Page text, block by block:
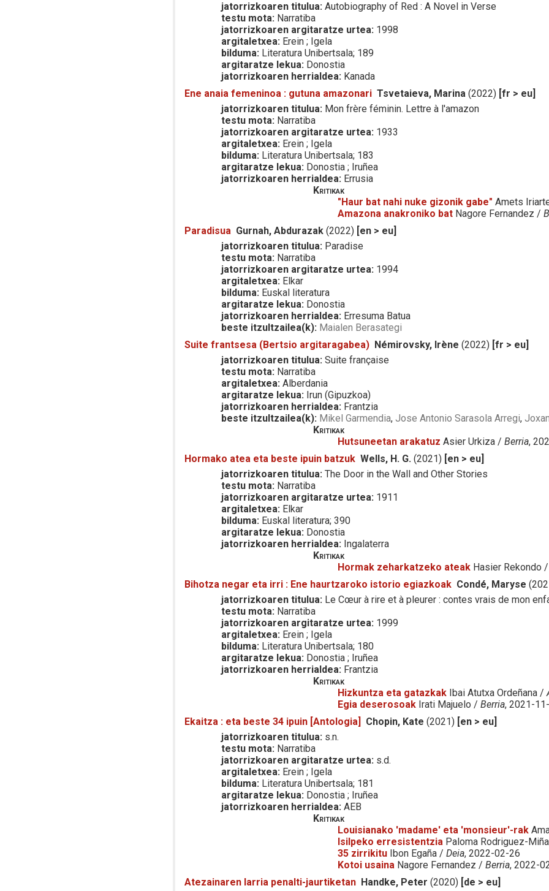
jatorrizkoaren titulua: Autobiography of Red : A Novel in Verse
testu mota: Narratiba
jatorrizkoaren argitaratze urtea: 1998
argitaletxea: Erein ; Igela
bilduma: Literatura Unibertsala; 189
argitaratze lekua: Donostia
jatorrizkoaren herrialdea: Kanada
Ene anaia femeninoa : gutuna amazonari Tsvetaieva, Marina (2022) [fr > eu]
jatorrizkoaren titulua: Mon frère féminin. Lettre à l'amazon
testu mota: Narratiba
jatorrizkoaren argitaratze urtea: 1933
argitaletxea: Erein ; Igela
bilduma: Literatura Unibertsala; 183
argitaratze lekua: Donostia ; Iruñea
jatorrizkoaren herrialdea: Errusia
Kritikak
"Haur bat nahi nuke gizonik gabe" Amets
Amazona anakroniko bat Nagore Fernandez /
Paradisua Gurnah, Abdurazak (2022) [en > eu]
jatorrizkoaren titulua: Paradise
testu mota: Narratiba
jatorrizkoaren argitaratze urtea: 1994
argitaletxea: Elkar
bilduma: Euskal literatura
argitaratze lekua: Donostia
jatorrizkoaren herrialdea: Erresuma Batua
beste itzultzailea(k): Maialen Berasategi
Suite frantsesa (Bertsio argitaragabea) Némirovsky, Irène (2022) [fr > eu]
jatorrizkoaren titulua: Suite française
testu mota: Narratiba
argitaletxea: Alberdania
argitaratze lekua: Irun (Gipuzkoa)
jatorrizkoaren herrialdea: Frantzia
beste itzultzailea(k): Mikel Garmendia,Jose Antonio Sarasola Arregi,
Kritikak
Hutsuneetan arakatuz Asier Urkiza /Berria,
Hormako atea eta beste ipuin batzuk Wells, H. G. (2021) [en > eu]
jatorrizkoaren titulua: The Door in the Wall and Other Stories
testu mota: Narratiba
jatorrizkoaren argitaratze urtea: 1911
argitaletxea: Elkar
bilduma: Euskal literatura; 390
argitaratze lekua: Donostia
jatorrizkoaren herrialdea: Ingalaterra
Kritikak
Hormak zeharkatzeko ateak Hasier Rekondo
Bihotza negar eta irri : Ene haurtzaroko istorio egiazkoak Condé, Maryse
jatorrizkoaren titulua: Le Cœur à rire et à pleurer : contes vrais de mon
testu mota: Narratiba
jatorrizkoaren argitaratze urtea: 1999
argitaletxea: Erein ; Igela
bilduma: Literatura Unibertsala; 180
argitaratze lekua: Donostia ; Iruñea
jatorrizkoaren herrialdea: Frantzia
Kritikak
Hizkuntza eta gatazkak Ibai Atutxa Ordeñana /
Egia deserosoak Irati Majuelo /Berria, 2021-
Ekaitza : eta beste 34 ipuin [Antologia]
Chopin, Kate (2021) [en > eu]
jatorrizkoaren titulua: s.n.
testu mota: Narratiba
jatorrizkoaren argitaratze urtea: s.d.
argitaletxea: Erein ; Igela
bilduma: Literatura Unibertsala; 181
argitaratze lekua: Donostia ; Iruñea
jatorrizkoaren herrialdea: AEB
Kritikak
Louisianako 'madame' eta 'monsieur'-rak
Isilpeko erresistentzia Paloma Rodriguez-
35 zirrikitu Ibon Egaña /Deia, 2022-02-26
Kotoi usaina Nagore Fernandez /Berria, 2022-
Atezainaren larria penalti-jaurtiketan Handke, Peter (2020) [de > eu]